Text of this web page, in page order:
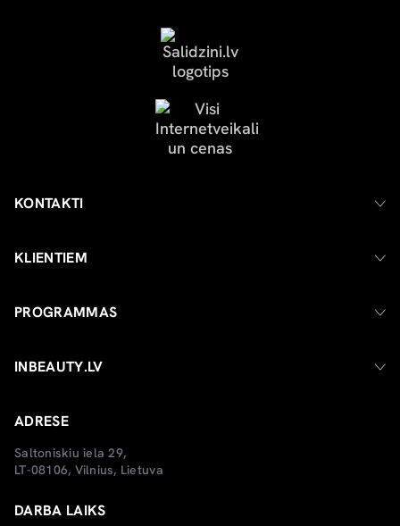
KONTAKTI
KLIENTIEM
PROGRAMMAS
INBEAUTY.LV
ADRESE
Saltoniskiu iela 29,
LT-08106, Vilnius, Lietuva
DARBA LAIKS